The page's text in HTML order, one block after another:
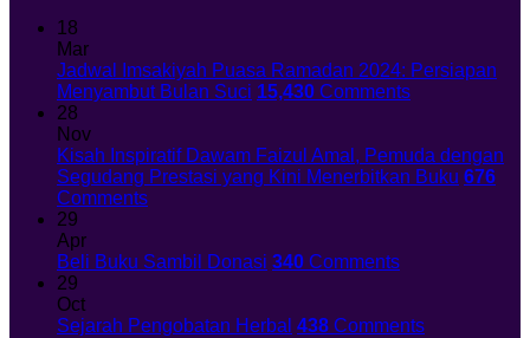
18
Mar
Jadwal Imsakiyah Puasa Ramadan 2024: Persiapan
Menyambut Bulan Suci 15,430 Comments
28
Nov
Kisah Inspiratif Dawam Faizul Amal, Pemuda dengan
Segudang Prestasi yang Kini Menerbitkan Buku 676
Comments
29
Apr
Beli Buku Sambil Donasi 340 Comments
29
Oct
Sejarah Pengobatan Herbal 438 Comments